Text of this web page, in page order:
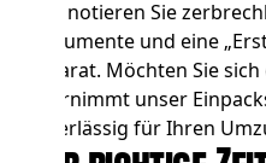
und notieren Sie
Dokumente und eine
separat. Möchten Sie
übernimmt unser
zuverlässig für Ihren